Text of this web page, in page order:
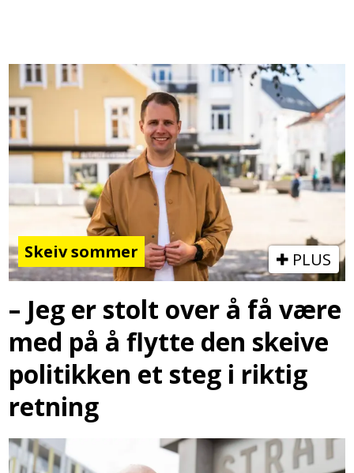
Skeiv sommer PLUS
– Jeg er stolt over å få være
med på å flytte den skeive
politikken et steg i riktig
retning